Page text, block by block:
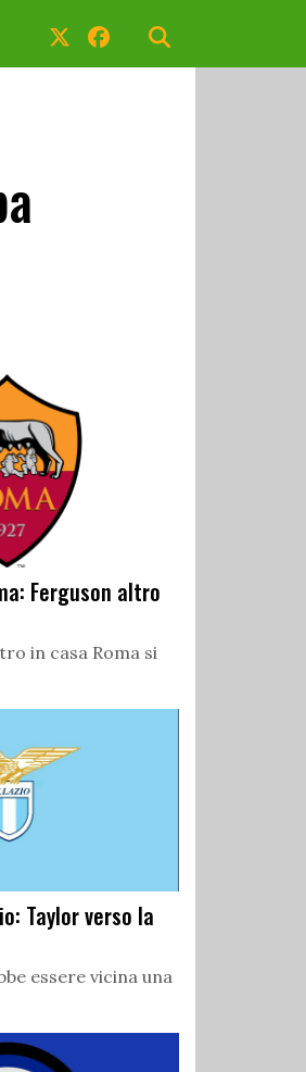
Ferguson altro
in casa Roma si
Taylor verso la
essere vicina una